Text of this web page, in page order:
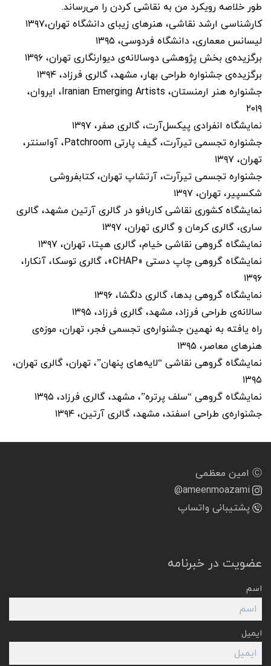
طور خلاصه رویکرد من به نقاشی کردن را می‌رساند.
کارشناسی ارشد نقاشی، هنرهای زیبای دانشگاه تهران،۱۳۹۷
لیسانس معماری، دانشگاه فردوسی، ۱۳۹۵
برگزیده‌ی بخش پژوهشی دوسالانه‌ی دیوارنگاری تهران، ۱۳۹۶
برگزیده‌ی جشنواره طراحی بهار، مشهد، گالری فرزاد، ۱۳۹۴
جشنواره هنر ارمنستان، Iranian Emerging Artists، ایروان،
۲۰۱۹
نمایشگاه انفرادی پیکسل‌آرت، گالری صفر، ۱۳۹۷
جشنواره تجسمی تیرآرت، گیف پارتی Patchroom، آواسنتر،
تهران، ۱۳۹۷
جشنواره تجسمی تیرآرت، آرتشاپ تهران، کتابفروشی
شکسپیر، تهران، ۱۳۹۷
نمایشگاه کشوری نقاشی کاربافو در گالری آرتین مشهد، گالری
ساری، گالری کرمان و گالری تهران، ۱۳۹۷
نمایشگاه گروهی نقاشی خیام، گالری هپتا، تهران، ۱۳۹۷
نمایشگاه گروهی چاپ دستی «CHAP»، گالری توسکا، آنکارا،
۱۳۹۶
نمایشگاه گروهی بدها، گالری دلگشا، ۱۳۹۶
سالانه‌ی طراحی فرزاد، مشهد، گالری فرزاد، ۱۳۹۵
راه یافته به نهمین جشنواره‌ی تجسمی فجر، تهران، موزه‌ی
هنرهای معاصر، ۱۳۹۵
نمایشگاه گروهی نقاشی “لایه‌های پنهان”، تهران، گالری تهران،
۱۳۹۵
نمایشگاه گروهی “سلف پرتره”، مشهد، گالری فرزاد، ۱۳۹۵
جشنواره‌ی طراحی اسفند، مشهد، گالری آرتین، ۱۳۹۴
Ⓒ امین معظمی
@ameenmoazami
پشتیبانی واتساپ
عضویت در خبرنامه
اسم
ایمیل